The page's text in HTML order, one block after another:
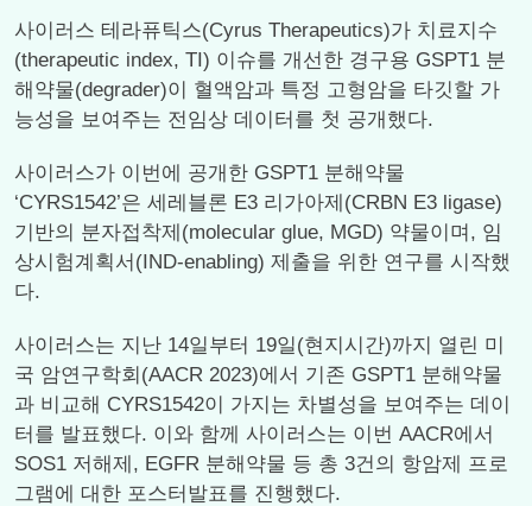
사이러스 테라퓨틱스(Cyrus Therapeutics)가 치료지수
(therapeutic index, TI) 이슈를 개선한 경구용 GSPT1 분
해약물(degrader)이 혈액암과 특정 고형암을 타깃할 가
능성을 보여주는 전임상 데이터를 첫 공개했다.
사이러스가 이번에 공개한 GSPT1 분해약물
‘CYRS1542’은 세레블론 E3 리가아제(CRBN E3 ligase)
기반의 분자접착제(molecular glue, MGD) 약물이며, 임
상시험계획서(IND-enabling) 제출을 위한 연구를 시작했
다.
사이러스는 지난 14일부터 19일(현지시간)까지 열린 미
국 암연구학회(AACR 2023)에서 기존 GSPT1 분해약물
과 비교해 CYRS1542이 가지는 차별성을 보여주는 데이
터를 발표했다. 이와 함께 사이러스는 이번 AACR에서
SOS1 저해제, EGFR 분해약물 등 총 3건의 항암제 프로
그램에 대한 포스터발표를 진행했다.